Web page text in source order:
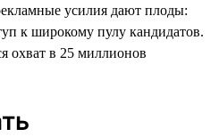
усилия дают плоды:
к широкому пулу кандидатов.
охват в 25 миллионов